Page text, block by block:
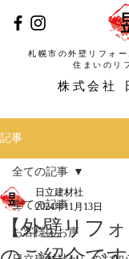
札幌市の外壁リフォ
株式会社
住まいのリ
記事
全ての記事
お客様のお声
全ての記事
【外壁リフ
日立建材社
2024年11月13日